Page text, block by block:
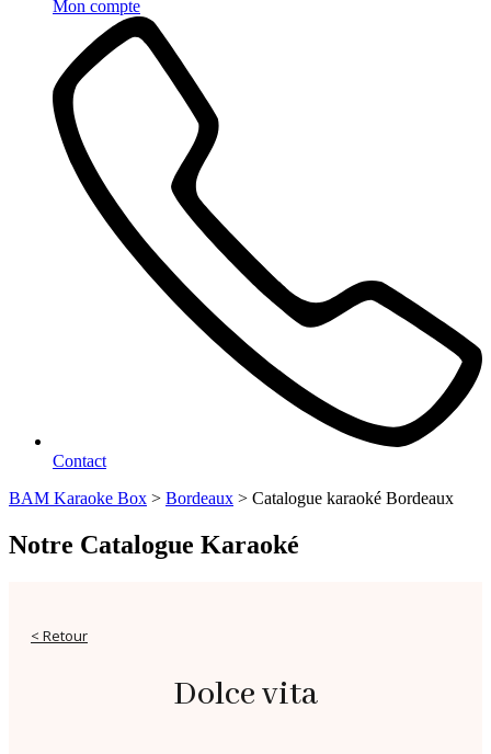
Mon compte
Contact
BAM Karaoke Box > Bordeaux > Catalogue karaoké Bordeaux
Notre Catalogue Karaoké
< Retour
Dolce vita